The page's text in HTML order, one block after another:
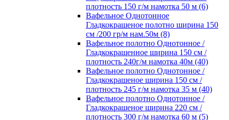
плотность 150 г/м намотка 50 м (6)
Вафельное Однотонное
Гладкокрашеное полотно ширина 150
см /200 гр/м нам.50м (8)
Вафельное полотно Однотонное /
Гладкокрашенное ширина 150 см /
плотность 240г/м намотка 40м (40)
Вафельное полотно Однотонное /
Гладкокрашеное ширина 150 см /
плотность 245 г/м намотка 35 м (40)
Вафельное полотно Однотонное /
Гладкокрашеное ширина 220 см /
плотность 300 г/м намотка 60 м (5)